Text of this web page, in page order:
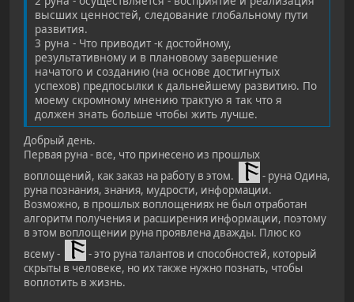
высших ценностей, следование глобальному пути
развития.
3 руна - Что приводит -к достойному,
результативному и в плановому завершение
начатого и созданию (на основе достигнутых
успехов) предпосылки к дальнейшему развитию. По
моему скромному мнению трактую я так что я
должен знать больше чтобы жить лучше.
Добрый день.
Первая руна - все, что принесено из прошлых
воплощений, как заказ на работу в этом.
- руна Одина,
руна познания, знания, мудрости, информации.
Возможно, в прошлых воплощениях не был отработан
алгоритм получения и расширения информации, поэтому
в этом воплощении руна проявлена дважды. Плюс ко
всему -
- это руна талантов и способностей, который
скрыты в человеке, но их также нужно познать, чтобы
воплотить в жизнь.